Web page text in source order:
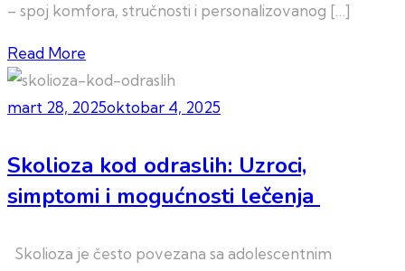
– spoj komfora, stručnosti i personalizovanog […]
Read More
mart 28, 2025oktobar 4, 2025
Skolioza kod odraslih: Uzroci,
simptomi i mogućnosti lečenja
Skolioza je često povezana sa adolescentnim